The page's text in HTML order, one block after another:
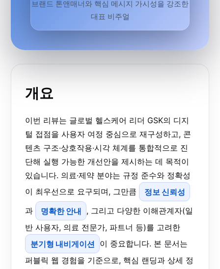
브랜드 톤앤매너와 핵심 메시지 가시성을 강조한
대표 비주얼
개요
이번 리뷰는 글로벌 헬스케어 리더 GSK의 디지
털 접점을 사용자 여정 중심으로 재구성하고, 콘
텐츠 구조·상호작용·시각 체계를 통합적으로 진
단해 실행 가능한 개선안을 제시하는 데 목적이
있습니다. 의료·제약 분야는 규정 준수와 정확성
이 최우선으로 요구되며, 그만큼
정보 신뢰성
과
명확한 안내 , 그리고 다양한 이해관계자(일
반 사용자, 의료 전문가, 파트너 등)를 고려한
분기형 내비게이션 이 중요합니다. 본 문서는
퍼블릭 웹 경험을 기준으로, 핵심 랜딩과 상세 정